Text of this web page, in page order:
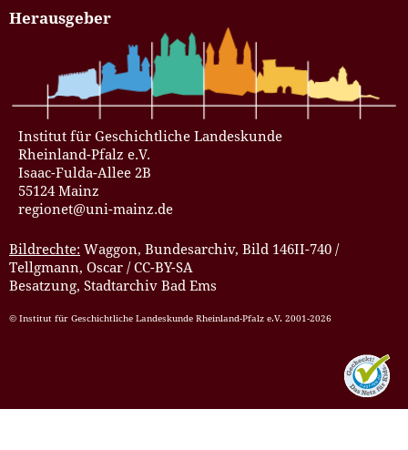
Herausgeber
Institut für Geschichtliche Landeskunde
Rheinland-Pfalz e.V.
Isaac-Fulda-Allee 2B
55124 Mainz
regionet@uni-mainz.de
Bildrechte: Waggon, Bundesarchiv, Bild 146II-740 /
Tellgmann, Oscar / CC-BY-SA
Besatzung, Stadtarchiv Bad Ems
© Institut für Geschichtliche Landeskunde Rheinland-Pfalz e.V. 2001-2026